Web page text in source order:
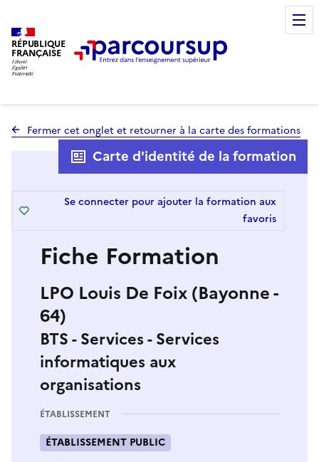
RÉPUBLIQUE
FRANÇAISE
Fermer cet onglet et retourner à la carte des formations
Fiche Formation
LPO Louis De Foix (Bayonne -
64)
BTS - Services - Services
informatiques aux
organisations
Carte d'identité de la formation
Se connecter pour ajouter la formation aux
favoris
ÉTABLISSEMENT
ÉTABLISSEMENT PUBLIC